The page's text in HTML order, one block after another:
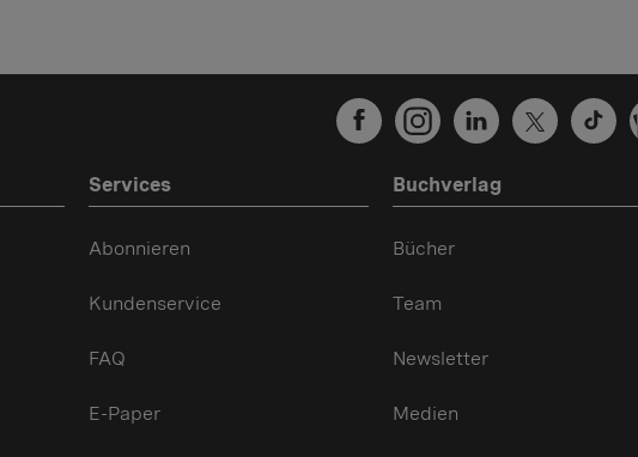
Services
Abonnieren
Kundenservice
FAQ
E-Paper
Buchverlag
Bücher
Team
Newsletter
Medien